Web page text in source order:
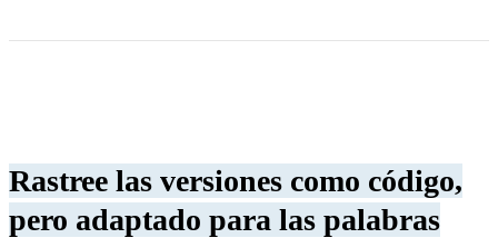
Rastree las versiones como código,
pero adaptado para las palabras